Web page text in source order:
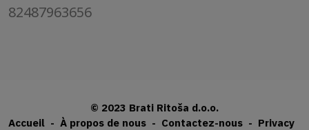
82487963656
© 2023 Brati Ritoša d.o.o.
Accueil - À propos de nous - Contactez-nous - Privacy